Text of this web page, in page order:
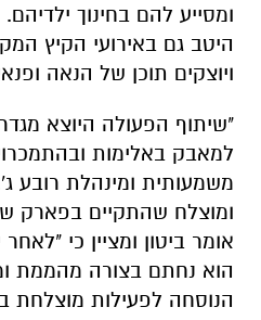
ומסייע להם בחינוך
היטב גם באירועי הקיץ
ויוצקים תוכן של הנאה
"שיתוף הפעולה היוצא
למאבק באלימות
משמעותית ומינהלת רובע
ומוצלח שהתקיים בפארק
אומר ביטון ומציין כי
הוא נחתם בצורה מהממת
הנוסחה לפעילות מוצלחת